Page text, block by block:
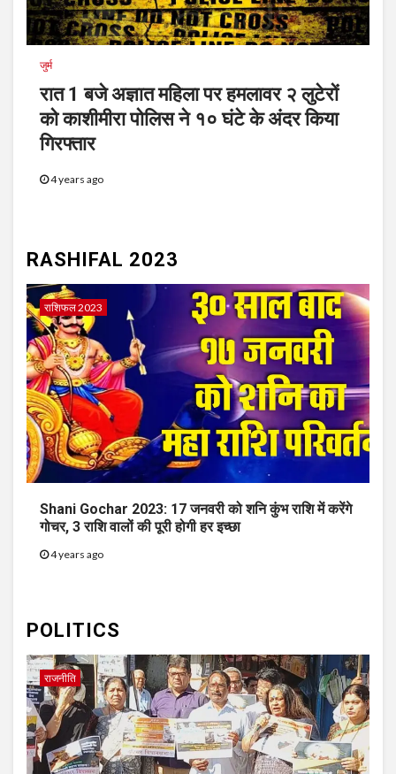
जुर्म
रात 1 बजे अज्ञात महिला पर हमलावर २ लुटेरों
को काशीमीरा पोलिस ने १० घंटे के अंदर किया
गिरफ्तार
4 years ago
RASHIFAL 2023
राशिफल 2023
Shani Gochar 2023: 17 जनवरी को शनि कुंभ राशि में करेंगे
गोचर, 3 राशि वालों की पूरी होगी हर इच्छा
4 years ago
POLITICS
राजनीति